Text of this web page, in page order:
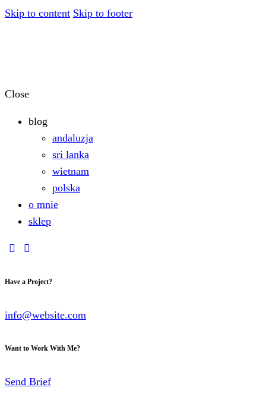
Skip to content Skip to footer
Close
blog
andaluzja
sri lanka
wietnam
polska
o mnie
sklep
Have a Project?
info@website.com
Want to Work With Me?
Send Brief